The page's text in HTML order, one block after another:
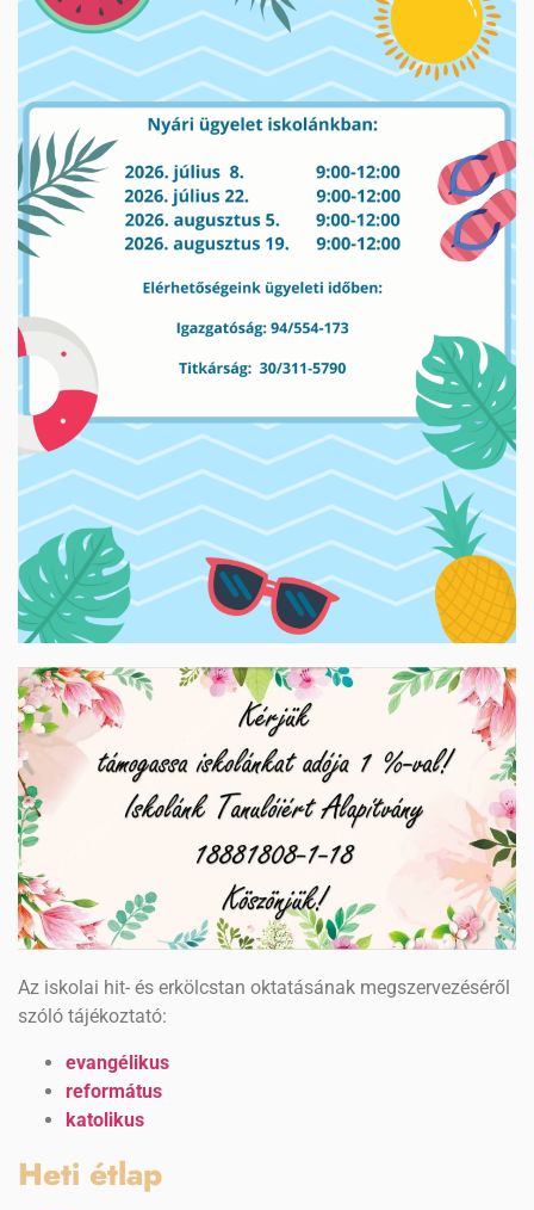
Az iskolai hit- és erkölcstan oktatásának megszervezéséről
szóló tájékoztató:
evangélikus
református
katolikus
Heti étlap